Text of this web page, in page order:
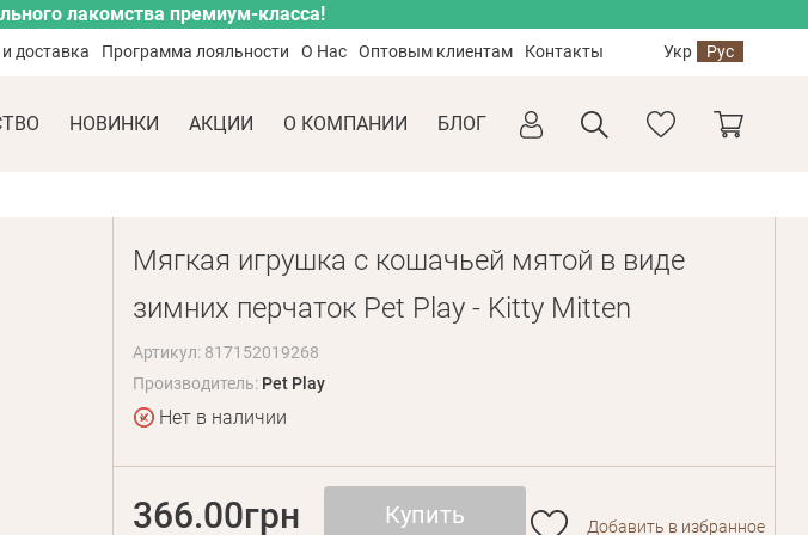
лакомства премиум-класса!
доставка Программа лояльности О Нас Оптовым клиентам Контакты Укр Рус
НОВИНКИ АКЦИИ О КОМПАНИИ БЛОГ
Мягкая игрушка с кошачьей мятой в виде
зимних перчаток Pet Play - Kitty Mitten
Артикул: 817152019268
Производитель: Pet Play
Нет в наличии
366.00грн Купить Добавить в избранное